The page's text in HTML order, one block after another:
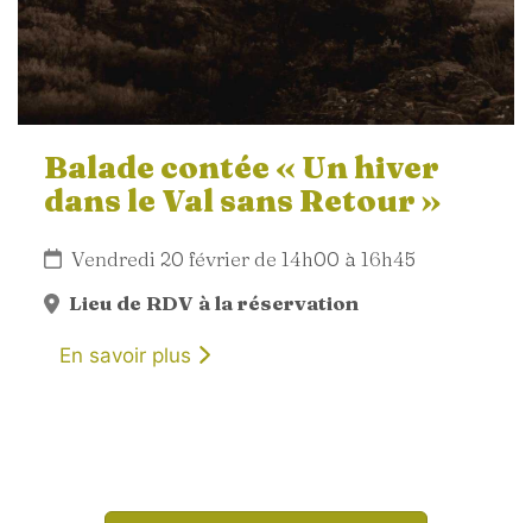
Balade contée « Un hiver
dans le Val sans Retour »
Vendredi 20 février de 14h00 à 16h45
Lieu de RDV à la réservation
En savoir plus